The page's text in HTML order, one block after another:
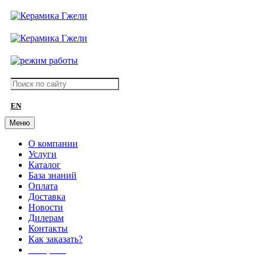
EN
Меню
О компании
Услуги
Каталог
База знаний
Оплата
Доставка
Новости
Дилерам
Контакты
Как заказать?